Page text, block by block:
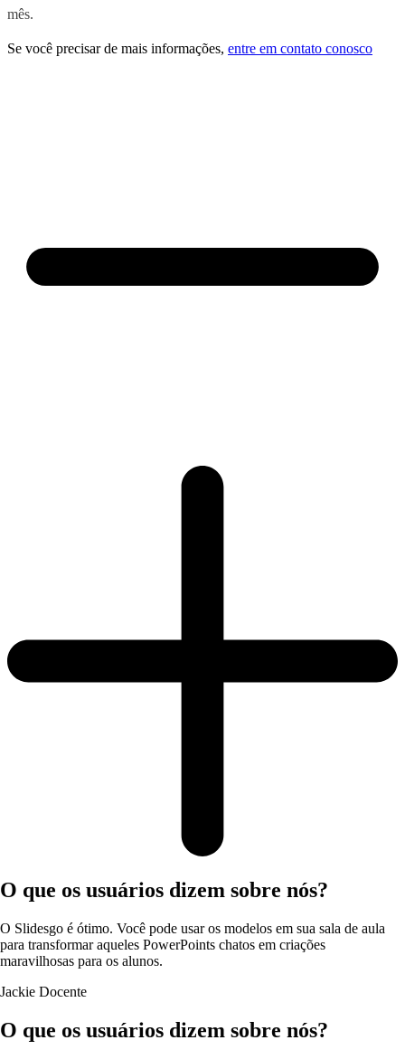
mês.
Se você precisar de mais informações, entre em contato conosco
O que os usuários dizem sobre nós?
O Slidesgo é ótimo. Você pode usar os modelos em sua sala de aula
para transformar aqueles PowerPoints chatos em criações
maravilhosas para os alunos.
Jackie Docente
O que os usuários dizem sobre nós?